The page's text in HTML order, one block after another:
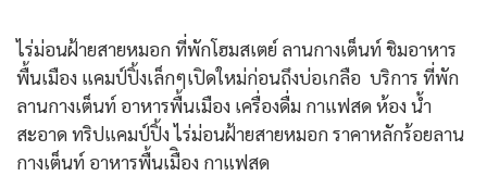
ไร่ม่อนฝ้ายสายหมอก ที่พักโฮมสเตย์ ลานกางเต็นท์ ชิมอาหาร
พื้นเมือง แคมป์ปิ้งเล็กๆเปิดใหม่ก่อนถึงบ่อเกลือ บริการ ที่พัก
ลานกางเต็นท์ อาหารพื้นเมือง เครื่องดื่ม กาแฟสด ห้อง น้ำ
สะอาด ทริปแคมป์ปิ้ง ไร่ม่อนฝ้ายสายหมอก ราคาหลักร้อยลาน
กางเต็นท์ อาหารพื้นเมืิอง กาแฟสด